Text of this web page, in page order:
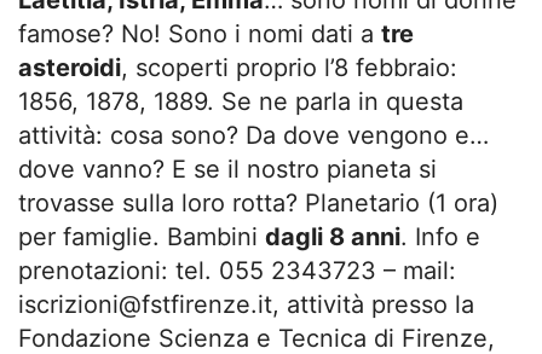
famose? No! Sono i nomi dati a tre
asteroidi, scoperti proprio l’8 febbraio:
1856, 1878, 1889. Se ne parla in questa
attività: cosa sono? Da dove vengono e…
dove vanno? E se il nostro pianeta si
trovasse sulla loro rotta? Planetario (1 ora)
per famiglie. Bambini dagli 8 anni. Info e
prenotazioni: tel. 055 2343723 – mail:
iscrizioni@fstfirenze.it, attività presso la
Fondazione Scienza e Tecnica di Firenze,